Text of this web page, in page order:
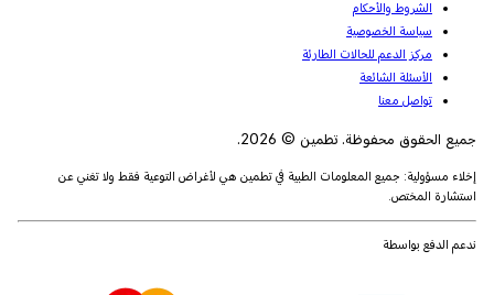
الشروط والأحكام
سياسة الخصوصية
مركز الدعم للحالات الطارئة
الأسئلة الشائعة
تواصل معنا
جميع الحقوق محفوظة. تطمين © 2026.
إخلاء مسؤولية: جميع المعلومات الطبية في تطمين هي لأغراض التوعية فقط ولا تغني عن
استشارة المختص.
ندعم الدفع بواسطة